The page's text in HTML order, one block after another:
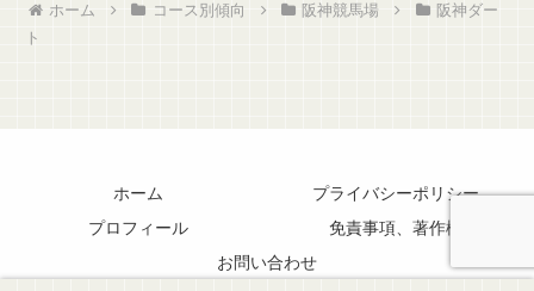
ホーム コース別傾向 阪神競馬場
阪神ダー
ト
ホーム
プライバシーポリシー
プロフィール
免責事項、著作権
お問い合わせ